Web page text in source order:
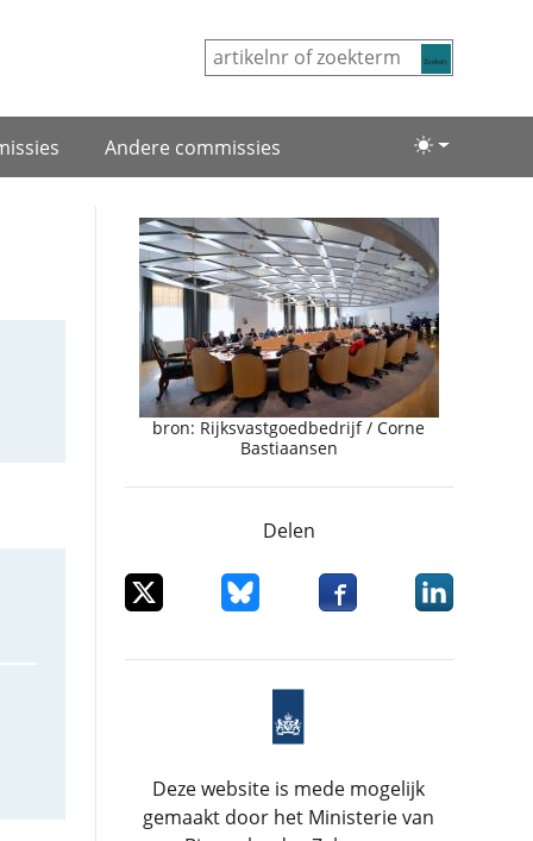
Lichte/
Andere commissies
bron: Rijksvastgoedbedrijf / Corne
Bastiaansen
Delen
Deel dit item op XDeel dit item op Bluesky
Deel dit item op
Deel dit
Deze website is mede mogelijk
gemaakt door het Ministerie van